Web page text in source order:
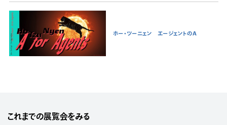
ホー・ツーニェン エージェントのA
これまでの展覧会をみる